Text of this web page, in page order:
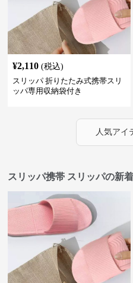
¥2,110 (税込)
スリッパ 折りたたみ式携帯スリ
ッパ専用収納袋付き
人気アイ
スリッパ携帯 スリッパの新